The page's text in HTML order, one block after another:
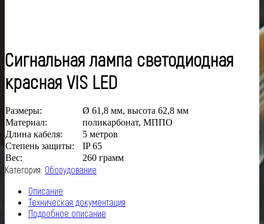
Сигнальная лампа светодиодная
красная VIS LED
Размеры:
Ø 61,8 мм, высота 62,8 мм
Материал:
поликарбонат, МППО
Длина кабеля:
5 метров
Степень защиты:
IP 65
Вес:
260 грамм
Категория: Оборудование
Описание
Техническая документация
Подробное описание